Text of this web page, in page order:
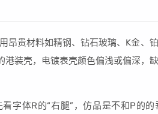
昂贵材料如精钢、钻石玻璃、K金、
装壳，电镀表壳颜色偏浅或偏深，
字体R的“右腿”，仿品是不和P的